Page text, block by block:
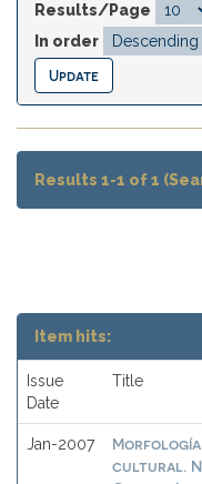
Results/Page
In order
Results 1-1 of 1
Item hits:
Issue
Date
Title
Jan-2007
Morfología
cultural.